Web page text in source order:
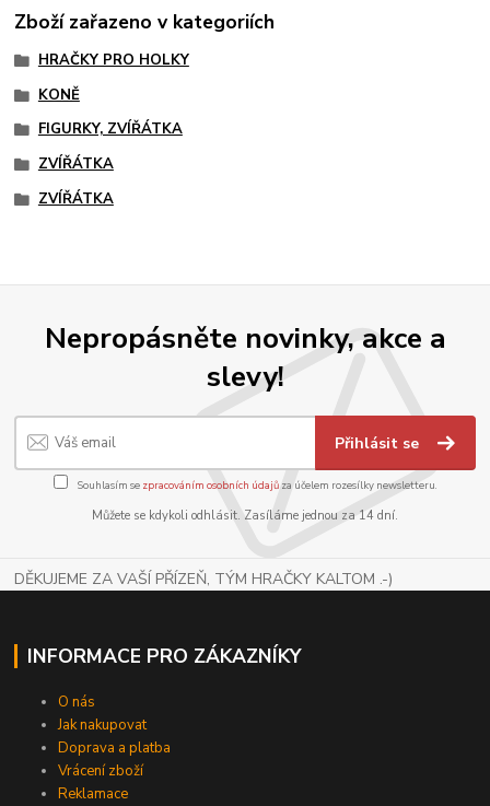
Zboží zařazeno v kategoriích
HRAČKY PRO HOLKY
KONĚ
FIGURKY, ZVÍŘÁTKA
ZVÍŘÁTKA
ZVÍŘÁTKA
Nepropásněte novinky, akce a
slevy!
Přihlásit se
Souhlasím se zpracováním osobních údajůza účelem rozesílky newsletteru.
Můžete se kdykoli odhlásit. Zasíláme jednou za 14 dní.
DĚKUJEME ZA VAŠÍ PŘÍZEŇ, TÝM HRAČKY KALTOM .-)
INFORMACE PRO ZÁKAZNÍKY
O nás
Jak nakupovat
Doprava a platba
Vrácení zboží
Reklamace